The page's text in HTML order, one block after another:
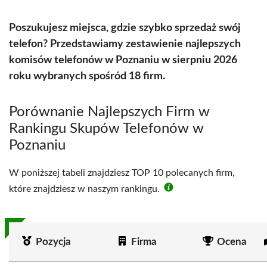
Poszukujesz miejsca, gdzie szybko sprzedaż swój
telefon? Przedstawiamy zestawienie najlepszych
komisów telefonów w Poznaniu w sierpniu 2026
roku wybranych spośród 18 firm.
Porównanie Najlepszych Firm w
Rankingu Skupów Telefonów w
Poznaniu
W poniższej tabeli znajdziesz TOP 10 polecanych firm,
które znajdziesz w naszym rankingu.
Pozycja Firma Ocena